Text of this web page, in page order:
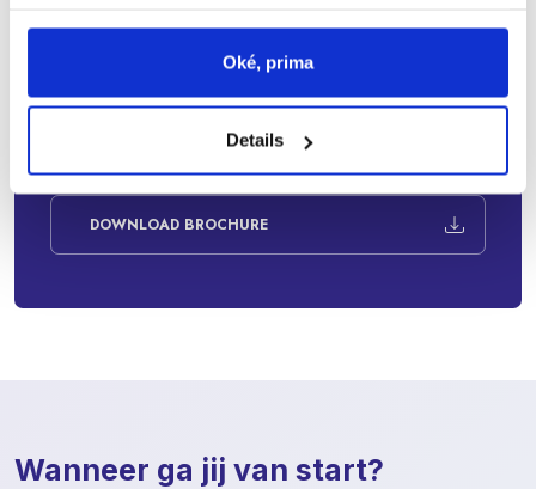
Oké, prima
Details
DIRECT INSCHRIJVEN
DOWNLOAD BROCHURE
Wanneer ga jij van start?